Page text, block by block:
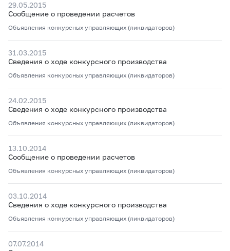
29.05.2015
Сообщение о проведении расчетов
Объявления конкурсных управляющих (ликвидаторов)
31.03.2015
Сведения о ходе конкурсного производства
Объявления конкурсных управляющих (ликвидаторов)
24.02.2015
Сведения о ходе конкурсного производства
Объявления конкурсных управляющих (ликвидаторов)
13.10.2014
Сообщение о проведении расчетов
Объявления конкурсных управляющих (ликвидаторов)
03.10.2014
Сведения о ходе конкурсного производства
Объявления конкурсных управляющих (ликвидаторов)
07.07.2014